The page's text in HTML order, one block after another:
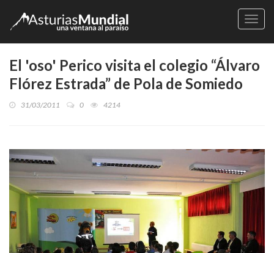
El 'oso' Perico visita el colegio “Álvaro
Flórez Estrada” de Pola de Somiedo
31/03/2011 0 4214